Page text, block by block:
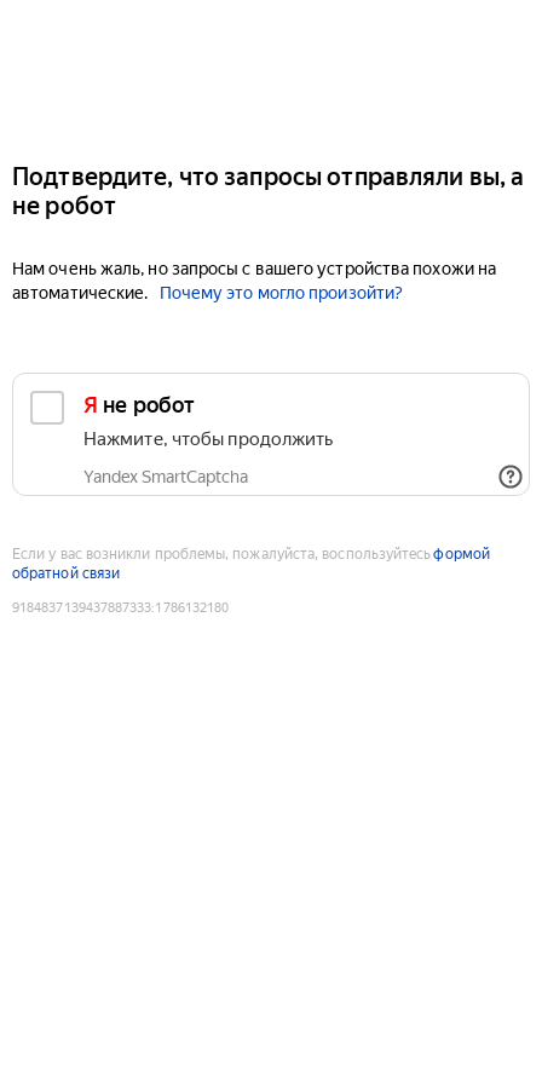
Подтвердите, что запросы отправляли вы, а
не робот
Нам очень жаль, но запросы с вашего устройства похожи на
автоматические.
Почему это могло произойти?
Я не робот
Нажмите, чтобы продолжить
Yandex SmartCaptcha
Если у вас возникли проблемы, пожалуйста, воспользуйтесьформой
обратной связи
9184837139437887333:1786132180